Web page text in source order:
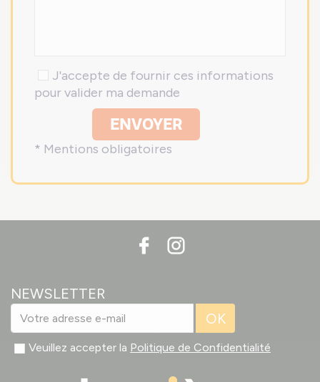
J'accepte de fournir ces informations
pour valider ma demande
ENVOYER
* Mentions obligatoires
NEWSLETTER
OK
Veuillez accepter la Politique de Confidentialité